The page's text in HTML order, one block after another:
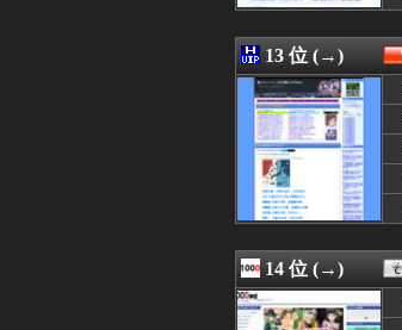
08/07 02:09
08/07 02:07
08/07 02:05
08/07 02:05
08/07 02:05
08/07 02:05
08/07 02:03
08/07 02:03
08/07 02:03
08/07 02:03
08/07 02:02
08/07 02:02
08/07 02:02
08/07 02:00
13 位 (→)
14 位 (→)